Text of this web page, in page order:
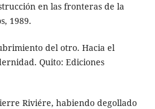
en las fronteras de la
1989.
del otro. Hacia el
Quito: Ediciones
Riviére, habiendo degollado